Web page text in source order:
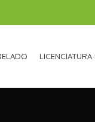
LICENCIATURA